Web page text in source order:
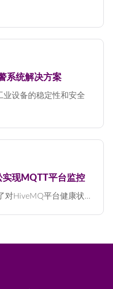
系统解决方案
业设备的稳定性和安全
现MQTT平台监控
对HiveMQ平台健康状…